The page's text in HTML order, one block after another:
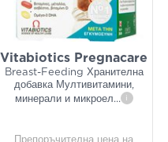
Vitabiotics Pregnacare
Breast-Feeding Хранителна
добавка Мултивитамини,
минерали и микроел... i